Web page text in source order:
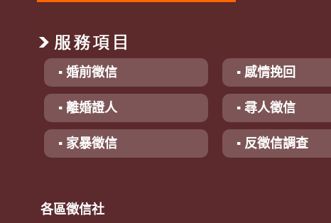
▪ 婚前徵信 ▪ 感情挽回
▪ 離婚證人 ▪ 尋人徵信
▪ 家暴徵信 ▪ 反徵信調查
各區徵信社